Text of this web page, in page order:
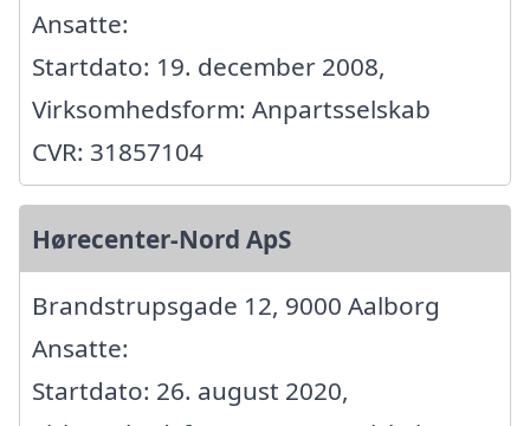
Ansatte:
Startdato: 19. december 2008,
Virksomhedsform: Anpartsselskab
CVR: 31857104
Hørecenter-Nord ApS
Brandstrupsgade 12, 9000 Aalborg
Ansatte:
Startdato: 26. august 2020,